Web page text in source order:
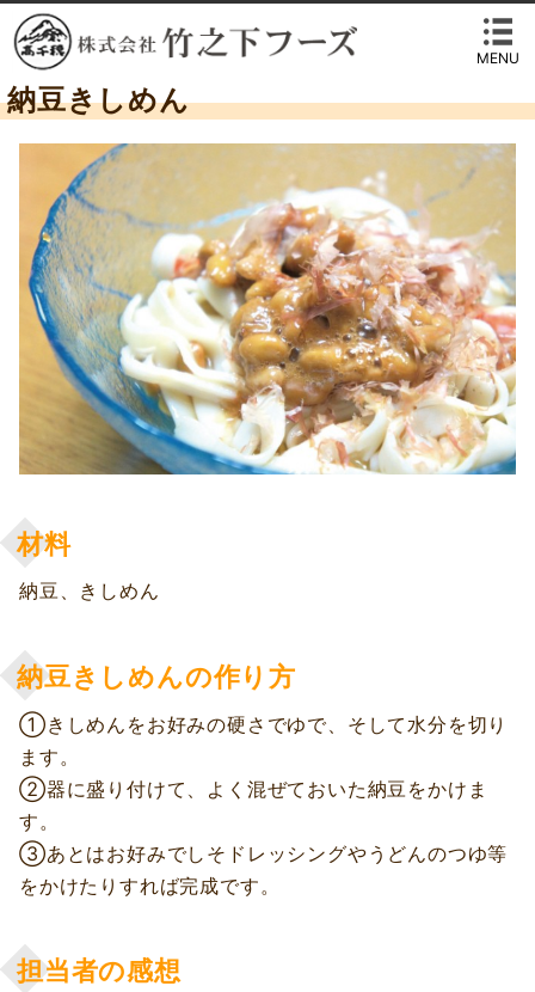
MENU
納豆きしめん
材料
納豆、きしめん
納豆きしめんの作り方
①きしめんをお好みの硬さでゆで、そして水分を切り
ます。
②器に盛り付けて、よく混ぜておいた納豆をかけま
す。
③あとはお好みでしそドレッシングやうどんのつゆ等
をかけたりすれば完成です。
担当者の感想